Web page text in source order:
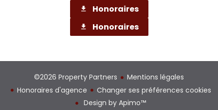
Honoraires
Honoraires
©2026 Property Partners
Mentions légales
Honoraires d'agence
Changer ses préférences cookies
Design by Apimo™